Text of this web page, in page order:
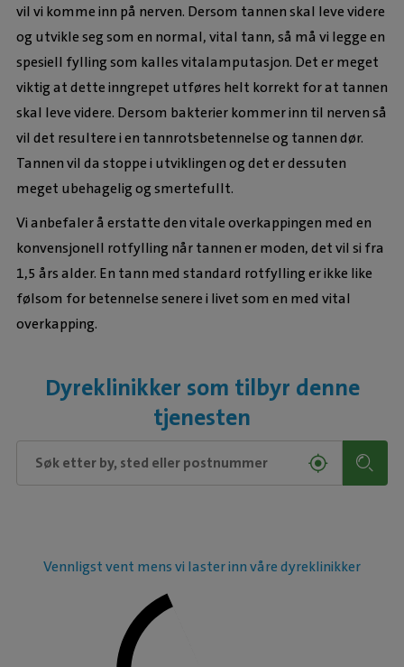
vil vi komme inn på nerven. Dersom tannen skal leve videre
og utvikle seg som en normal, vital tann, så må vi legge en
spesiell fylling som kalles vitalamputasjon. Det er meget
viktig at dette inngrepet utføres helt korrekt for at tannen
skal leve videre. Dersom bakterier kommer inn til nerven så
vil det resultere i en tannrotsbetennelse og tannen dør.
Tannen vil da stoppe i utviklingen og det er dessuten
meget ubehagelig og smertefullt.
Vi anbefaler å erstatte den vitale overkappingen med en
konvensjonell rotfylling når tannen er moden, det vil si fra
1,5 års alder. En tann med standard rotfylling er ikke like
følsom for betennelse senere i livet som en med vital
overkapping.
Dyreklinikker som tilbyr denne
tjenesten
Vennligst vent mens vi laster inn våre dyreklinikker